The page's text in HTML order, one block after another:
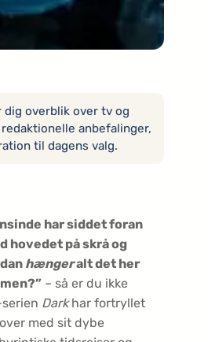
dig overblik over tv og
anbefalinger,
til dagens valg.
har siddet foran
hovedet på skrå og
hængeralt det her
– så er du ikke
Darkhar fortryllet
med sit dybe